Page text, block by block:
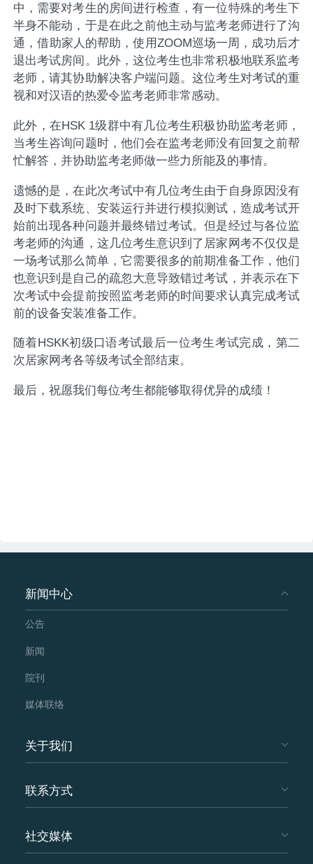
中，需要对考生的房间进行检查，有一位特殊的考生下
半身不能动，于是在此之前他主动与监考老师进行了沟
通，借助家人的帮助，使用ZOOM巡场一周，成功后才
退出考试房间。此外，这位考生也非常积极地联系监考
老师，请其协助解决客户端问题。这位考生对考试的重
视和对汉语的热爱令监考老师非常感动。
此外，在HSK 1级群中有几位考生积极协助监考老师，
当考生咨询问题时，他们会在监考老师没有回复之前帮
忙解答，并协助监考老师做一些力所能及的事情。
遗憾的是，在此次考试中有几位考生由于自身原因没有
及时下载系统、安装运行并进行模拟测试，造成考试开
始前出现各种问题并最终错过考试。但是经过与各位监
考老师的沟通，这几位考生意识到了居家网考不仅仅是
一场考试那么简单，它需要很多的前期准备工作，他们
也意识到是自己的疏忽大意导致错过考试，并表示在下
次考试中会提前按照监考老师的时间要求认真完成考试
前的设备安装准备工作。
随着HSKK初级口语考试最后一位考生考试完成，第二
次居家网考各等级考试全部结束。
最后，祝愿我们每位考生都能够取得优异的成绩！
新闻中心
公告
新闻
院刊
媒体联络
关于我们
联系方式
社交媒体